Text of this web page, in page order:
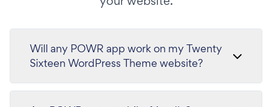
Will any POWR app work on my Twenty
Sixteen WordPress Theme website?